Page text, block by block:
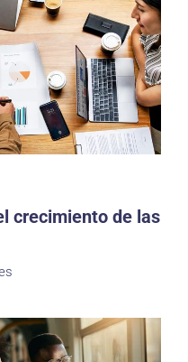
crecimiento de las